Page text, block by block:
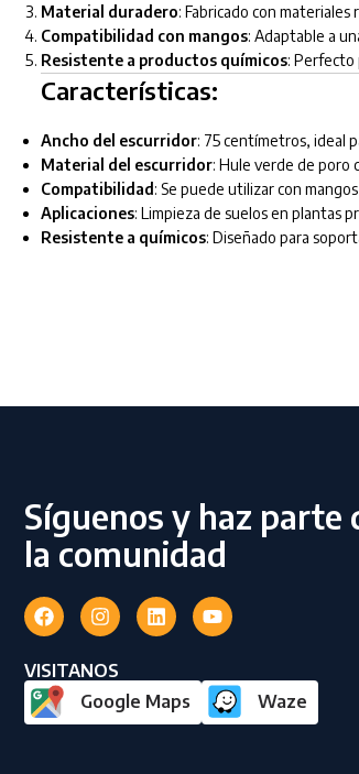
Material duradero: Fabricado con
Compatibilidad con mangos: Adaptable a
Resistente a productos químicos: Perfecto
Características:
Ancho del escurridor: 75 centímetros, ideal
Material del escurridor: Hule verde de poro
Compatibilidad : Se puede utilizar con
Aplicaciones: Limpieza de suelos en plantas
Resistente a químicos: Diseñado para
Síguenos y haz parte
la comunidad
VISITANOS
Google Maps
Waze